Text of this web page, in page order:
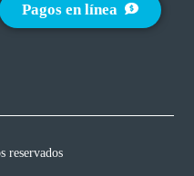
Pagos en línea
reservados